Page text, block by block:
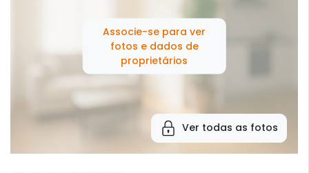
Associe-se para ver
fotos e dados de
proprietários
Ver todas as fotos